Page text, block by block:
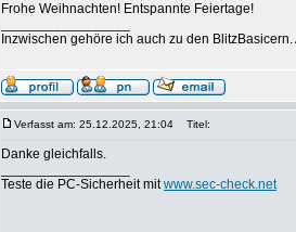
Frohe Weihnachten! Entspannte Feiertage!
Inzwischen gehöre ich auch zu den
Verfasst am: 25.12.2025, 21:04 Titel:
Danke gleichfalls.
Teste die PC-Sicherheit mitwww.sec-check.net